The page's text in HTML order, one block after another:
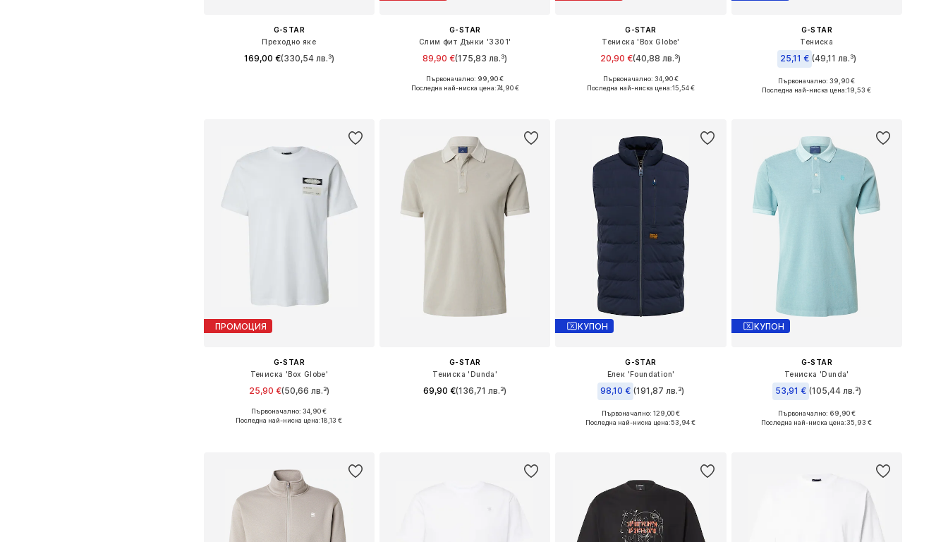
G-STAR
Преходно яке
169,00 €(330,54 лв.³)
G-STAR
Слим фит Дънки '3301'
89,90 €(175,83 лв.³)
+16
Предлага се в много размери
Първоначално: 99,90 €
Последна най-ниска цена:74,90 €
G-STAR
Тениска 'Box Globe'
20,90 €(40,88 лв.³)
Налични размери: XS, S, M, L, XL, XXL
Първоначално: 34,90 €
Последна най-ниска цена:15,54 €
G-STAR
Тениска
25,11 € (49,11 лв.³)
Първоначално: 39,90 €
Последна най-ниска цена:19,53 €
ПРОМОЦИЯ
G-STAR
Тениска 'Box Globe'
25,90 €(50,66 лв.³)
Налични размери: XS, S, M, L, XL, XXL
Първоначално: 34,90 €
Последна най-ниска цена:18,13 €
G-STAR
Тениска 'Dunda'
69,90 €(136,71 лв.³)
КУПОН
G-STAR
Елек 'Foundation'
98,10 € (191,87 лв.³)
Налични размери: S, M, L, XXL
Първоначално: 129,00 €
Последна най-ниска цена:53,94 €
КУПОН
G-STAR
Тениска 'Dunda'
53,91 € (105,44 лв.³)
+13
Налични размери: S, XL
Първоначално: 69,90 €
Последна най-ниска цена:35,93 €